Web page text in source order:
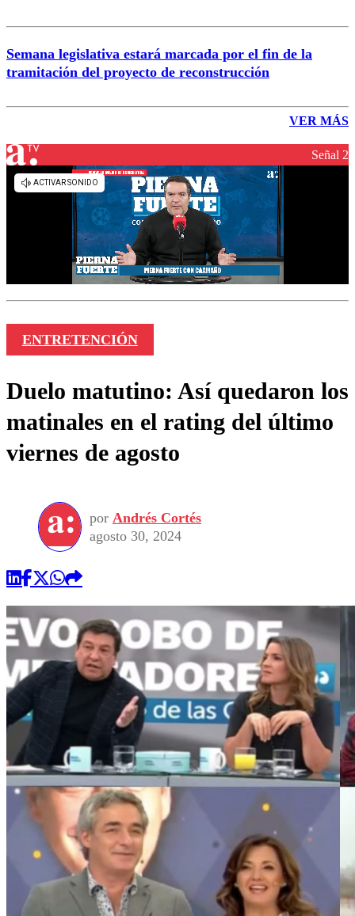
Semana legislativa estará marcada por el fin de la
tramitación del proyecto de reconstrucción
VER MÁS
Señal 2
ENTRETENCIÓN
Duelo matutino: Así quedaron los
matinales en el rating del último
viernes de agosto
por Andrés Cortés
agosto 30, 2024